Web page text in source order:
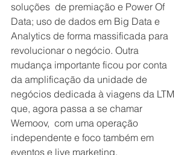
soluções  de premiação e Power Of
Data; uso de dados em Big Data e
Analytics de forma massificada para
revolucionar o negócio. Outra
mudança importante ficou por conta
da amplificação da unidade de
negócios dedicada à viagens da LTM
que, agora passa a se chamar
Wemoov,  com uma operação
independente e foco também em
eventos e live marketing.